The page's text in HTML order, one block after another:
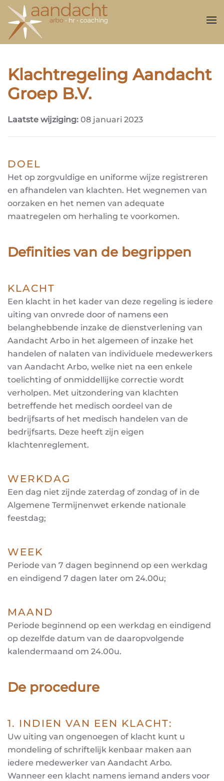
Overslaan en naar de inhoud gaan
Klachtregeling Aandacht
Groep B.V.
Laatste wijziging: 08 januari 2023
DOEL
Het op zorgvuldige en uniforme wijze registreren
en afhandelen van klachten. Het wegnemen van
oorzaken en het nemen van adequate
maatregelen om herhaling te voorkomen.
Definities van de begrippen
KLACHT
Een klacht in het kader van deze regeling is iedere
uiting van onvrede door of namens een
belanghebbende inzake de dienstverlening van
Aandacht Arbo in het algemeen of inzake het
handelen of nalaten van individuele medewerkers
van Aandacht Arbo, welke niet na een enkele
toelichting of onmiddellijke correctie wordt
verholpen. Met uitzondering van klachten
betreffende het medisch oordeel van de
bedrijfsarts of het medisch handelen van de
bedrijfsarts. Deze heeft zijn eigen
klachtenreglement.
WERKDAG
Een dag niet zijnde zaterdag of zondag of in de
Algemene Termijnenwet erkende nationale
feestdag;
WEEK
Periode van 7 dagen beginnend op een werkdag
en eindigend 7 dagen later om 24.00u;
MAAND
Periode beginnend op een werkdag en eindigend
op dezelfde datum van de daaropvolgende
kalendermaand om 24.00u.
De procedure
1. INDIEN VAN EEN KLACHT:
Uw uiting van ongenoegen of klacht kunt u
mondeling of schriftelijk kenbaar maken aan
iedere medewerker van Aandacht Arbo.
Wanneer een klacht namens iemand anders voor